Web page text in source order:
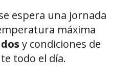
espera una jornada
máxima
y condiciones de
todo el día.